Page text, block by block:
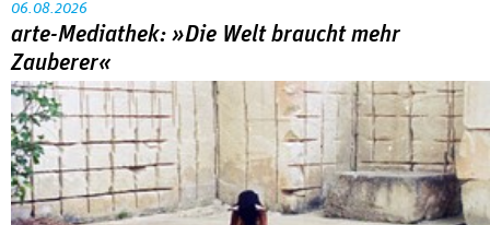
06.08.2026
arte-Mediathek: »Die Welt braucht mehr
Zauberer«